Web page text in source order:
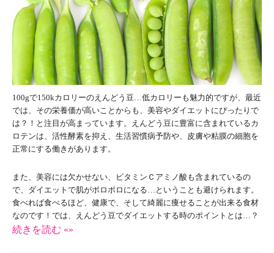
100gで150kカロリーのえんどう豆…低カロリーも魅力的ですが、最近
では、その栄養価が高いことからも、美容やダイエットにぴったりで
は？！と注目が高まっています。えんどう豆に豊富に含まれているカ
ロテンは、活性酵素を抑え、生活習慣病予防や、皮膚や粘膜の細胞を
正常にする働きがあります。
また、美容には欠かせない、ビタミンＣアミノ酸も含まれているの
で、ダイエットで肌がボロボロになる…ということも避けられます。
食べれば食べるほど、健康で、そして綺麗に痩せることが出来る食材
なのです！では、えんどう豆でダイエットする時のポイントとは…？
続きを読む «»